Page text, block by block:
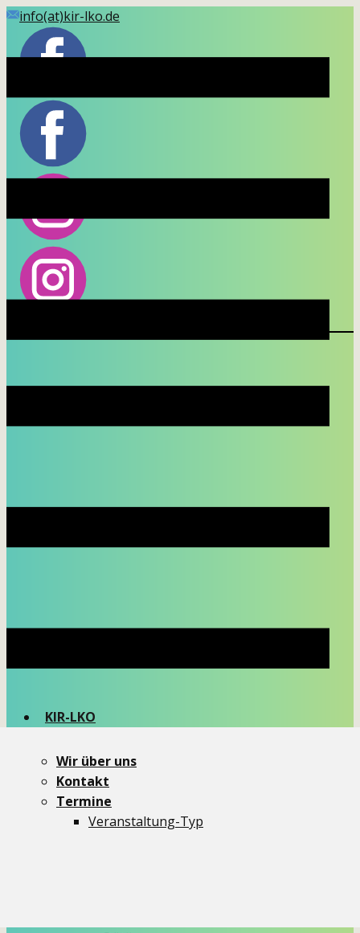
Skip
content
info(at)kir-lko.de
KIR-LKO
Wir über uns
Kontakt
Termine
Veranstaltung-Typ
dit und dat
Themen
Aktionen
Critical Mass